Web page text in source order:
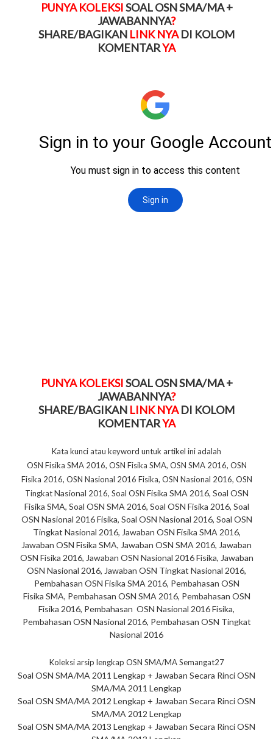
PUNYA KOLEKSISOAL OSN SMA/MA +
JAWABANNYA?
SHARE/BAGIKAN LINK NYADI KOLOM
KOMENTARYA
PUNYA KOLEKSISOAL OSN SMA/MA +
JAWABANNYA?
SHARE/BAGIKAN LINK NYADI KOLOM
KOMENTARYA
Kata kunci atau keyword untuk artikel ini adalah
OSN Fisika SMA 2016, OSN Fisika SMA, OSN SMA 2016, OSN
Fisika 2016, OSN Nasional 2016 Fisika, OSN Nasional 2016, OSN
TingkatNasional 2016, Soal OSN Fisika SMA 2016, Soal OSN
Fisika SMA, Soal OSN SMA 2016, Soal OSN Fisika 2016, Soal
OSN Nasional 2016 Fisika, Soal OSN Nasional 2016, Soal OSN
Tingkat Nasional 2016, Jawaban OSN Fisika SMA 2016,
Jawaban OSN Fisika SMA, Jawaban OSN SMA 2016, Jawaban
OSN Fisika 2016, Jawaban OSN Nasional 2016 Fisika, Jawaban
OSN Nasional 2016, Jawaban OSN Tingkat Nasional 2016,
Pembahasan OSN Fisika SMA 2016, Pembahasan OSN
Fisika SMA, Pembahasan OSN SMA 2016, Pembahasan OSN
Fisika 2016, Pembahasan OSN Nasional 2016 Fisika,
Pembahasan OSN Nasional 2016, Pembahasan OSN Tingkat
Nasional 2016
Koleksi arsip lengkap OSN SMA/MA Semangat27
Soal OSN SMA/MA 2011 Lengkap + Jawaban Secara Rinci OSN
SMA/MA 2011 Lengkap
Soal OSN SMA/MA 2012 Lengkap + Jawaban Secara Rinci OSN
SMA/MA 2012 Lengkap
Soal OSN SMA/MA 2013 Lengkap + Jawaban Secara Rinci OSN